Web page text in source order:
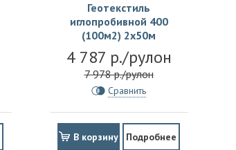
Геотекстиль
иглопробивной 400
(100м2) 2х50м
4 787 р./рулон
7 978 р./рулон
Сравнить
В корзину Подробнее